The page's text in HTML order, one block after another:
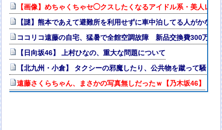
【画像】めちゃくちゃセ◯クスしたくなるアイドル系・美人レ
【謎】熊本であえて避難所を利用せずに車中泊してる人がかなり
ココリコ遠藤の自宅、猛暑で全館空調故障 新品交換費300万
【日向坂46】 上村ひなの、重大な問題について
【北九州・小倉】 タクシーの邪魔したり、公共物を蹴って騒ぐ
遠藤さくらちゃん、まさかの写真無しだったｗ【乃木坂46】